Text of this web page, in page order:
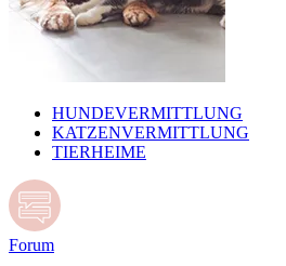
HUNDEVERMITTLUNG
KATZENVERMITTLUNG
TIERHEIME
Forum